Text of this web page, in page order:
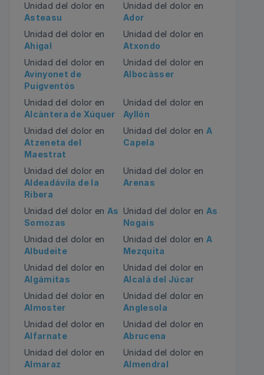
Unidad del dolor en
Asteasu
Unidad del dolor en
Ador
Unidad del dolor en
Ahigal
Unidad del dolor en
Atxondo
Unidad del dolor en
Avinyonet de
Puigventós
Unidad del dolor en
Albocàsser
Unidad del dolor en
Alcàntera de Xúquer
Unidad del dolor en
Ayllón
Unidad del dolor en
Atzeneta del
Maestrat
Unidad del dolor en A
Capela
Unidad del dolor en
Aldeadávila de la
Ribera
Unidad del dolor en
Arenas
Unidad del dolor en As
Somozas
Unidad del dolor en As
Nogais
Unidad del dolor en
Albudeite
Unidad del dolor en A
Mezquita
Unidad del dolor en
Algámitas
Unidad del dolor en
Alcalá del Júcar
Unidad del dolor en
Almoster
Unidad del dolor en
Anglesola
Unidad del dolor en
Alfarnate
Unidad del dolor en
Abrucena
Unidad del dolor en
Almaraz
Unidad del dolor en
Almendral